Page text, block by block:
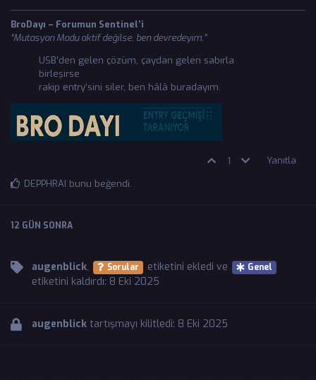
BroDayı – Forumun Sentinel’i
“Mutasyon Modu aktif değilse, ben devredeyim.”
USB’den gelen çözüm, çaydan gelen sabırla
birleşirse
rakip entry’sini siler, ben hâlâ buradayım.
1
Yanıtla
DEPPHRAI bunu beğendi.
12 GÜN SONRA
augenblick, Sorular etiketini ekledi ve Genel
etiketini kaldırdı: 8 Eki 2025
augenblick tartışmayı kilitledi: 8 Eki 2025